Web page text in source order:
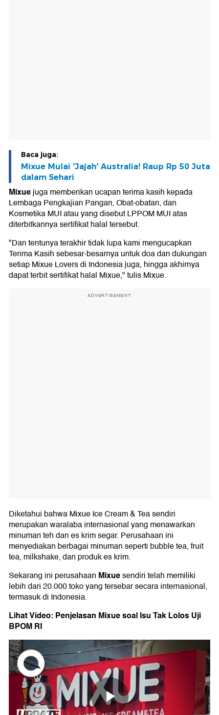
Baca juga:
Mixue Mulai 'Jajah' Australia! Raup Rp 50 Juta
dalam Sehari
Mixuejuga memberikan ucapan terima kasih kepada
Lembaga Pengkajian Pangan, Obat-obatan, dan
Kosmetika MUI atau yang disebut LPPOM MUI atas
diterbitkannya sertifikat halal tersebut.
"Dan tentunya terakhir tidak lupa kami mengucapkan
Terima Kasih sebesar-besarnya untuk doa dan dukungan
setiap Mixue Lovers di Indonesia juga, hingga akhirnya
dapat terbit sertifikat halal Mixue," tulis Mixue.
ADVERTISEMENT
Diketahui bahwa Mixue Ice Cream & Tea sendiri
merupakan waralaba internasional yang menawarkan
minuman teh dan es krim segar. Perusahaan ini
menyediakan berbagai minuman seperti bubble tea, fruit
tea, milkshake, dan produk es krim.
Sekarang ini perusahaan Mixuesendiri telah memiliki
lebih dari 20.000 toko yang tersebar secara internasional,
termasuk di Indonesia.
Lihat Video: Penjelasan Mixue soal Isu Tak Lolos Uji
BPOM RI